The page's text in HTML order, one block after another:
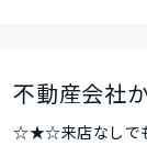
不動産会社
☆★☆来店なしで